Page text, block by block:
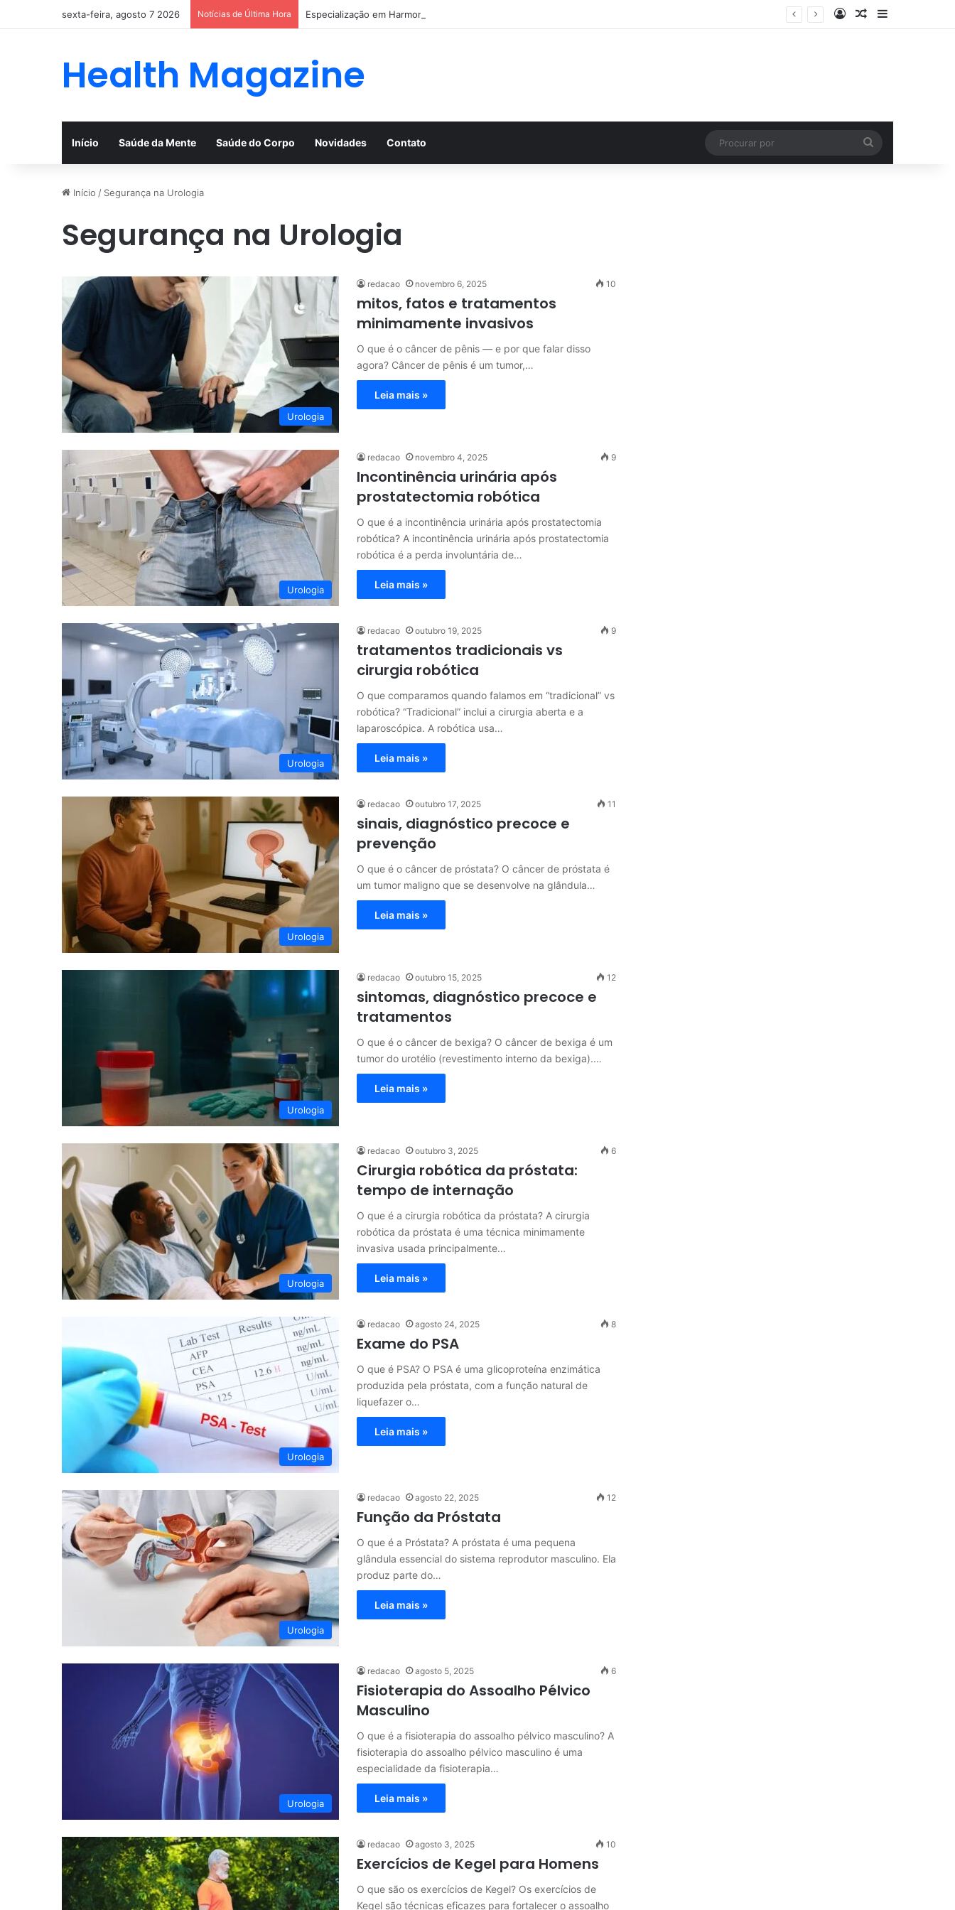
sexta-feira, agosto 7 2026 Notícias de Última Hora Especialização em Harmonização Orofacial com base científica EntrarArtigo aleatório
Barra Lateral
Health Magazine
Início Saúde da Mente Saúde do Corpo Novidades Contato
por
Início / Segurança na Urologia
Segurança na Urologia
Urologia
redacao novembro 6, 2025 10
mitos, fatos e tratamentos
minimamente invasivos
O que é o câncer de pênis — e por que falar disso
agora? Câncer de pênis é um tumor,…
Leia mais »
Urologia
redacao novembro 4, 2025 9
Incontinência urinária após
prostatectomia robótica
O que é a incontinência urinária após prostatectomia
robótica? A incontinência urinária após prostatectomia
robótica é a perda involuntária de…
Leia mais »
Urologia
redacao outubro 19, 2025 9
tratamentos tradicionais vs
cirurgia robótica
O que comparamos quando falamos em “tradicional” vs
robótica? “Tradicional” inclui a cirurgia aberta e a
laparoscópica. A robótica usa…
Leia mais »
Urologia
redacao outubro 17, 2025 11
sinais, diagnóstico precoce e
prevenção
O que é o câncer de próstata? O câncer de próstata é
um tumor maligno que se desenvolve na glândula…
Leia mais »
Urologia
redacao outubro 15, 2025 12
sintomas, diagnóstico precoce e
tratamentos
O que é o câncer de bexiga? O câncer de bexiga é um
tumor do urotélio (revestimento interno da bexiga).…
Leia mais »
Urologia
redacao outubro 3, 2025 6
Cirurgia robótica da próstata:
tempo de internação
O que é a cirurgia robótica da próstata? A cirurgia
robótica da próstata é uma técnica minimamente
invasiva usada principalmente…
Leia mais »
Urologia
redacao agosto 24, 2025 8
Exame do PSA
O que é PSA? O PSA é uma glicoproteína enzimática
produzida pela próstata, com a função natural de
liquefazer o…
Leia mais »
Urologia
redacao agosto 22, 2025 12
Função da Próstata
O que é a Próstata? A próstata é uma pequena
glândula essencial do sistema reprodutor masculino. Ela
produz parte do…
Leia mais »
Urologia
redacao agosto 5, 2025 6
Fisioterapia do Assoalho Pélvico
Masculino
O que é a fisioterapia do assoalho pélvico masculino? A
fisioterapia do assoalho pélvico masculino é uma
especialidade da fisioterapia…
Leia mais »
redacao agosto 3, 2025 10
Exercícios de Kegel para Homens
O que são os exercícios de Kegel? Os exercícios de
Kegel são técnicas eficazes para fortalecer o assoalho